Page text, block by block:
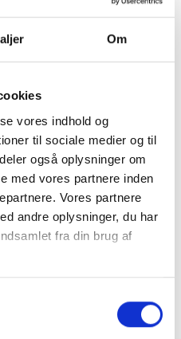
Om
vores indhold og
til sociale medier og til
også oplysninger om
med vores partnere inden
Vores partnere
andre oplysninger, du har
fra din brug af
Lønne
07 77